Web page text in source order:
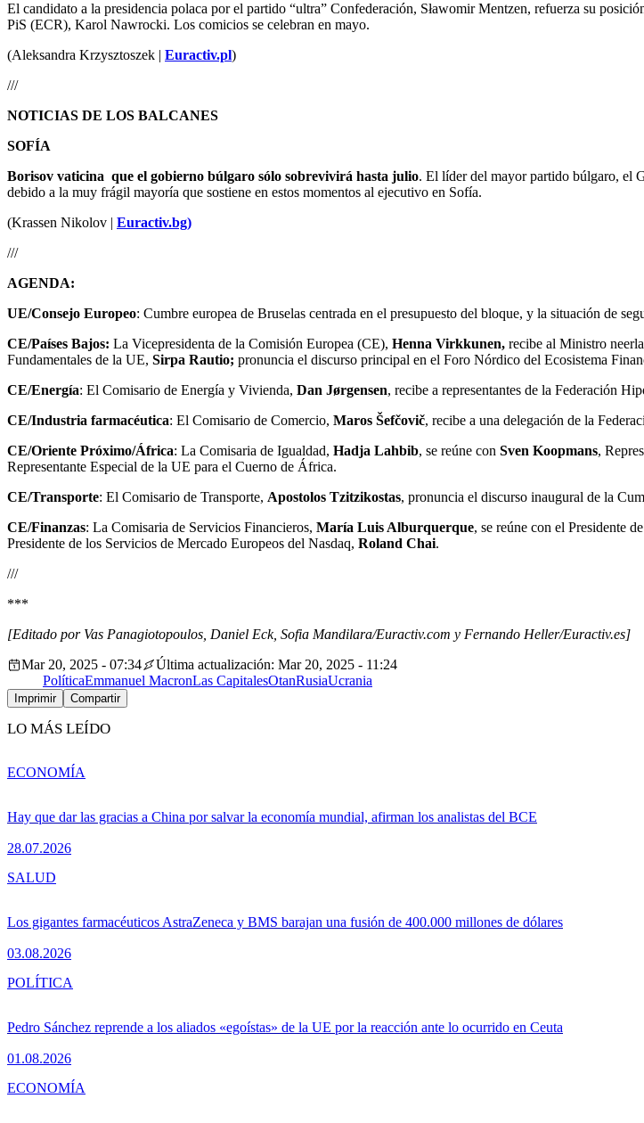
El candidato a la presidencia polaca por el partido “ultra” Confederación, Sławomir Mentzen, refuerza su
PiS (ECR), Karol Nawrocki. Los comicios se celebran en mayo.
(Aleksandra Krzysztoszek | Euractiv.pl)
///
NOTICIAS DE LOS BALCANES
SOFÍA
Borisov vaticina que el gobierno búlgaro sólo sobrevivirá hasta julio. El líder del mayor partido búlgaro, el
debido a la muy frágil mayoría que sostiene en estos momentos al ejecutivo en Sofía.
(Krassen Nikolov | Euractiv.bg)
///
AGENDA:
UE/Consejo Europeo: Cumbre europea de Bruselas centrada en el presupuesto del bloque, y la situación de
CE/Países Bajos: La Vicepresidenta de la Comisión Europea (CE), Henna Virkkunen, recibe al Ministro
Fundamentales de la UE, Sirpa Rautio; pronuncia el discurso principal en el Foro Nórdico del Ecosistema
CE/Energía: El Comisario de Energía y Vivienda, Dan Jørgensen, recibe a representantes de la Federación
CE/Industria farmacéutica: El Comisario de Comercio, Maros Šefčovič, recibe a una delegación de la
CE/Oriente Próximo/África: La Comisaria de Igualdad, Hadja Lahbib, se reúne con Sven Koopmans,
Representante Especial de la UE para el Cuerno de África.
CE/Transporte: El Comisario de Transporte, Apostolos Tzitzikostas, pronuncia el discurso inaugural de la
CE/Finanzas: La Comisaria de Servicios Financieros, María Luis Alburquerque, se reúne con el Presidente
Presidente de los Servicios de Mercado Europeos del Nasdaq, Roland Chai.
///
***
[Editado por Vas Panagiotopoulos, Daniel Eck, Sofia Mandilara/Euractiv.com y Fernando Heller/Euractiv.es]
Mar 20, 2025 - 07:34
Última actualización: Mar 20, 2025 - 11:24
PolíticaEmmanuel MacronLas CapitalesOtanRusiaUcrania
Imprimir Compartir
LO MÁS LEÍDO
Hay que dar las gracias a China por salvar la economía mundial, afirman los analistas del BCE
28.07.2026
ECONOMÍA
Los gigantes farmacéuticos AstraZeneca y BMS barajan una fusión de 400.000 millones de dólares
03.08.2026
SALUD
Pedro Sánchez reprende a los aliados «egoístas» de la UE por la reacción ante lo ocurrido en Ceuta
01.08.2026
POLÍTICA
ECONOMÍA